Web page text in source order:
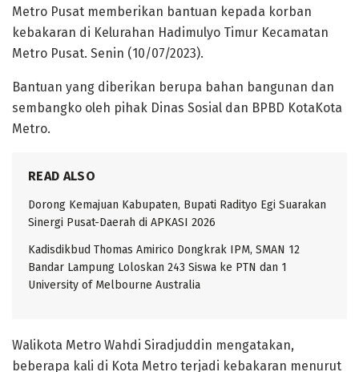
Metro Pusat memberikan bantuan kepada korban
kebakaran di Kelurahan Hadimulyo Timur Kecamatan
Metro Pusat. Senin (10/07/2023).
Bantuan yang diberikan berupa bahan bangunan dan
sembangko oleh pihak Dinas Sosial dan BPBD KotaKota
Metro.
READ ALSO
Dorong Kemajuan Kabupaten, Bupati Radityo Egi Suarakan
Sinergi Pusat-Daerah di APKASI 2026
Kadisdikbud Thomas Amirico Dongkrak IPM, SMAN 12
Bandar Lampung Loloskan 243 Siswa ke PTN dan 1
University of Melbourne Australia
Walikota Metro Wahdi Siradjuddin mengatakan,
beberapa kali di Kota Metro terjadi kebakaran menurut